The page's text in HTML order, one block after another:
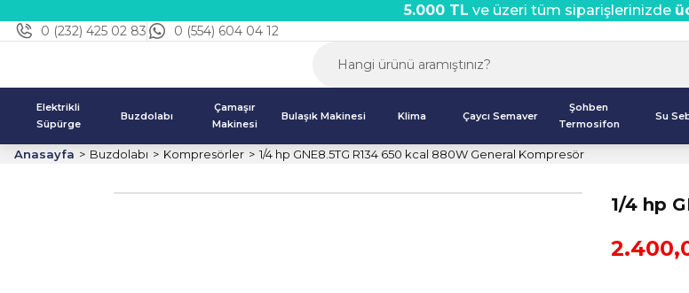
5.000 TL ve üzeri tüm siparişlerinizde
0 (232) 425 02 83 0 (554) 604 04 12
Elektrikli
Süpürge
Buzdolabı
Çamaşır
Makinesi
Bulaşık Makinesi Klima Çaycı Semaver
Şohben
Termosifon
Su
Anasayfa Buzdolabı Kompresörler 1/4 hp GNE8.5TG R134 650 kcal 880W General Kompresör
1/4 hp